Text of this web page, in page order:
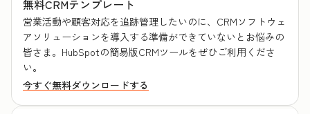
無料CRMテンプレート
営業活動や顧客対応を追跡管理したいのに、CRMソフトウェ
アソリューションを導入する準備ができていないとお悩みの
皆さま。HubSpotの簡易版CRMツールをぜひご利用くださ
い。
今すぐ無料ダウンロードする